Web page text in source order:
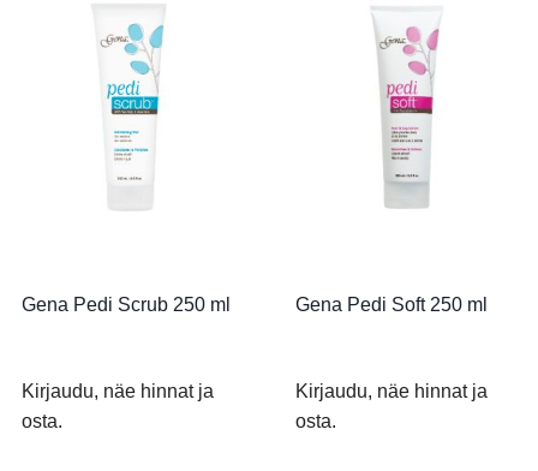
Gena Pedi Scrub 250 ml
Kirjaudu, näe hinnat ja
osta.
Gena Pedi Soft 250 ml
Kirjaudu, näe hinnat ja
osta.